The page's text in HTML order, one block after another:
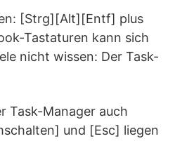
[Strg][Alt][Entf] plus
Tastaturen kann sich
nicht wissen: Der Task-
Task-Manager auch
und [Esc] liegen